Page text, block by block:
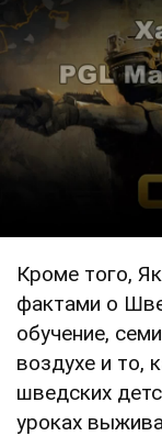
Кроме того,
фактами о
обучение,
воздухе и то,
шведских
уроках